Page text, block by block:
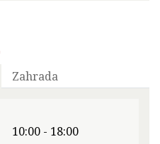
Zahrada
10:00 - 18:00